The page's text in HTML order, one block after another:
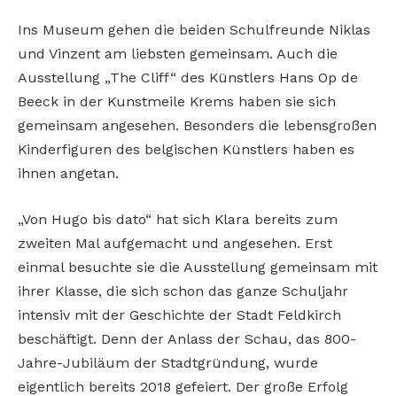
Ins Museum gehen die beiden Schulfreunde Niklas
und Vinzent am liebsten gemeinsam. Auch die
Ausstellung „The Cliff“ des Künstlers Hans Op de
Beeck in der Kunstmeile Krems haben sie sich
gemeinsam angesehen. Besonders die lebensgroßen
Kinderfiguren des belgischen Künstlers haben es
ihnen angetan.
„Von Hugo bis dato“ hat sich Klara bereits zum
zweiten Mal aufgemacht und angesehen. Erst
einmal besuchte sie die Ausstellung gemeinsam mit
ihrer Klasse, die sich schon das ganze Schuljahr
intensiv mit der Geschichte der Stadt Feldkirch
beschäftigt. Denn der Anlass der Schau, das 800-
Jahre-Jubiläum der Stadtgründung, wurde
eigentlich bereits 2018 gefeiert. Der große Erfolg